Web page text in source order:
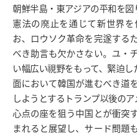
朝鮮半島・東アジアの平和を
憲法の廃止を通じて新世界
お、ロウソク革命を完遂する
べき助言も欠かさない。ユ・
い幅広い視野をもって、緊迫
面において韓国が進むべき道
しようとするトランプ以後の
心点の座を狙う中国とが衝突
まれると展望し、サード問題